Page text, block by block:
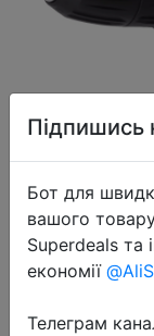
Підпишись
Бот для
вашого
Superdeals та
економії
Телеграм